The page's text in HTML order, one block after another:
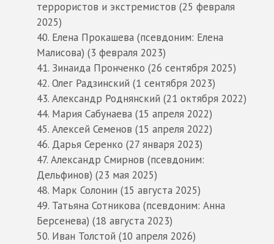
террористов и экстремистов (25 февраля
2025)
Елена Прокашева (псевдоним: Елена
Малисова) (3 февраля 2023)
Зинаида Пронченко (26 сентября 2025)
Олег Радзинский (1 сентября 2023)
Александр Роднянский (21 октября 2022)
Мария Сабунаева (15 апреля 2022)
Алексей Семенов (15 апреля 2022)
Дарья Серенко (27 января 2023)
Александр Смирнов (псевдоним:
Дельфинов) (23 мая 2025)
Марк Солонин (15 августа 2025)
Татьяна Сотникова (псевдоним: Анна
Берсенева) (18 августа 2023)
Иван Толстой (10 апреля 2026)